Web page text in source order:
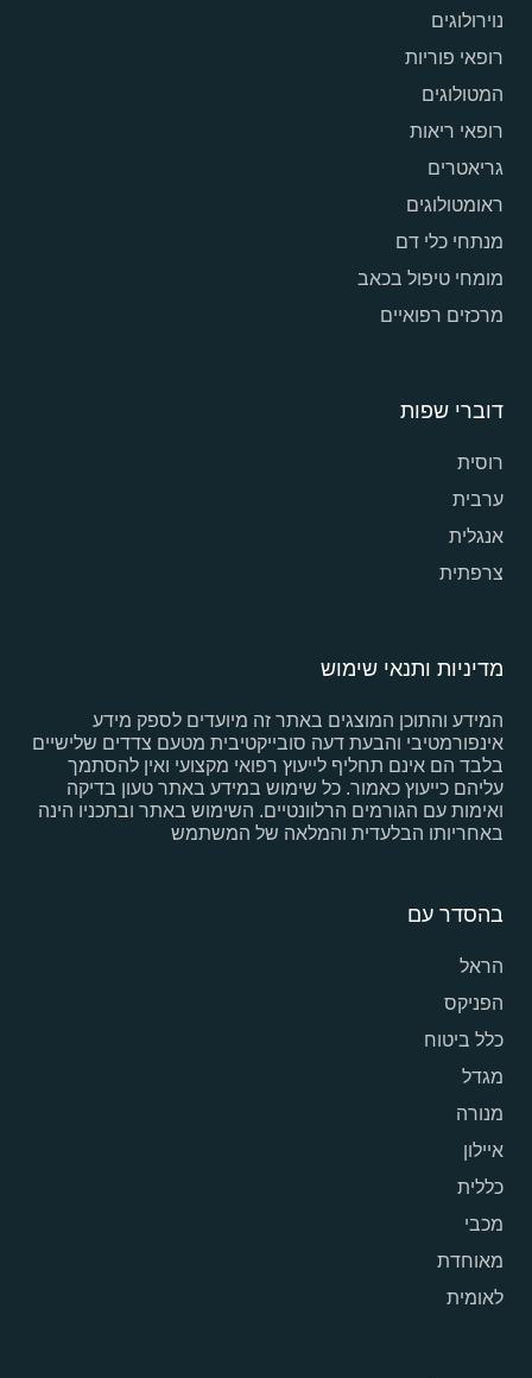
נוירולוגים
רופאי פוריות
המטולוגים
רופאי ריאות
גריאטרים
ראומטולוגים
מנתחי כלי דם
מומחי טיפול בכאב
מרכזים רפואיים
דוברי שפות
רוסית
ערבית
אנגלית
צרפתית
מדיניות ותנאי שימוש
המידע והתוכן המוצגים באתר זה מיועדים לספק מידע
אינפורמטיבי והבעת דעה סובייקטיבית מטעם צדדים שלישיים
בלבד הם אינם תחליף לייעוץ רפואי מקצועי ואין להסתמך
עליהם כייעוץ כאמור. כל שימוש במידע באתר טעון בדיקה
ואימות עם הגורמים הרלוונטיים. השימוש באתר ובתכניו הינה
באחריותו הבלעדית והמלאה של המשתמש
בהסדר עם
הראל
הפניקס
כלל ביטוח
מגדל
מנורה
איילון
כללית
מכבי
מאוחדת
לאומית